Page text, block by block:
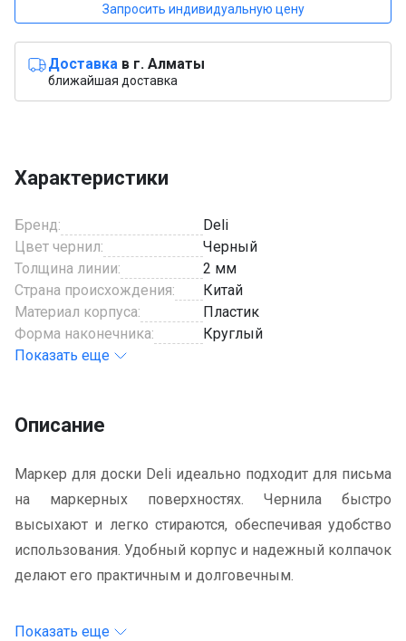
Запросить индивидуальную цену
Доставка в г. Алматы
ближайшая доставка
Характеристики
Бренд:
Deli
Цвет чернил:
Черный
Толщина линии:
2 мм
Страна происхождения:
Китай
Материал корпуса:
Пластик
Форма наконечника:
Круглый
Показать еще
Описание
Маркер для доски Deli идеально подходит для письма
на маркерных поверхностях. Чернила быстро
высыхают и легко стираются, обеспечивая удобство
использования. Удобный корпус и надежный колпачок
делают его практичным и долговечным.
Показать еще